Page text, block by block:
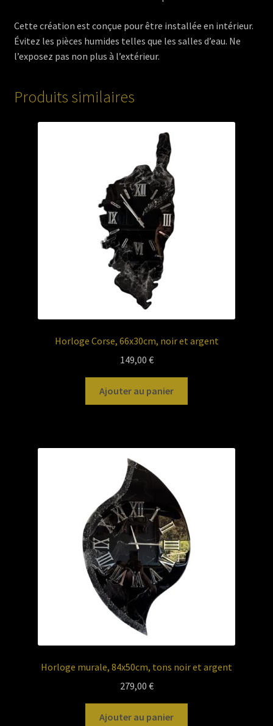
Cette création est conçue pour être installée en intérieur.
Évitez les pièces humides telles que les salles d’eau. Ne
l’exposez pas non plus à l’extérieur.
Produits similaires
Horloge Corse, 66x30cm, noir et argent
149,00 €
Ajouter au panier
Horloge murale, 84x50cm, tons noir et argent
279,00 €
Ajouter au panier